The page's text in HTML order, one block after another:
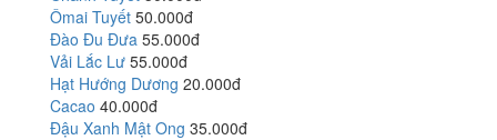
Ômai Tuyết 50.000đ
Đào Đu Đưa 55.000đ
Vải Lắc Lư 55.000đ
Hạt Hướng Dương 20.000đ
Cacao 40.000đ
Đậu Xanh Mật Ong 35.000đ